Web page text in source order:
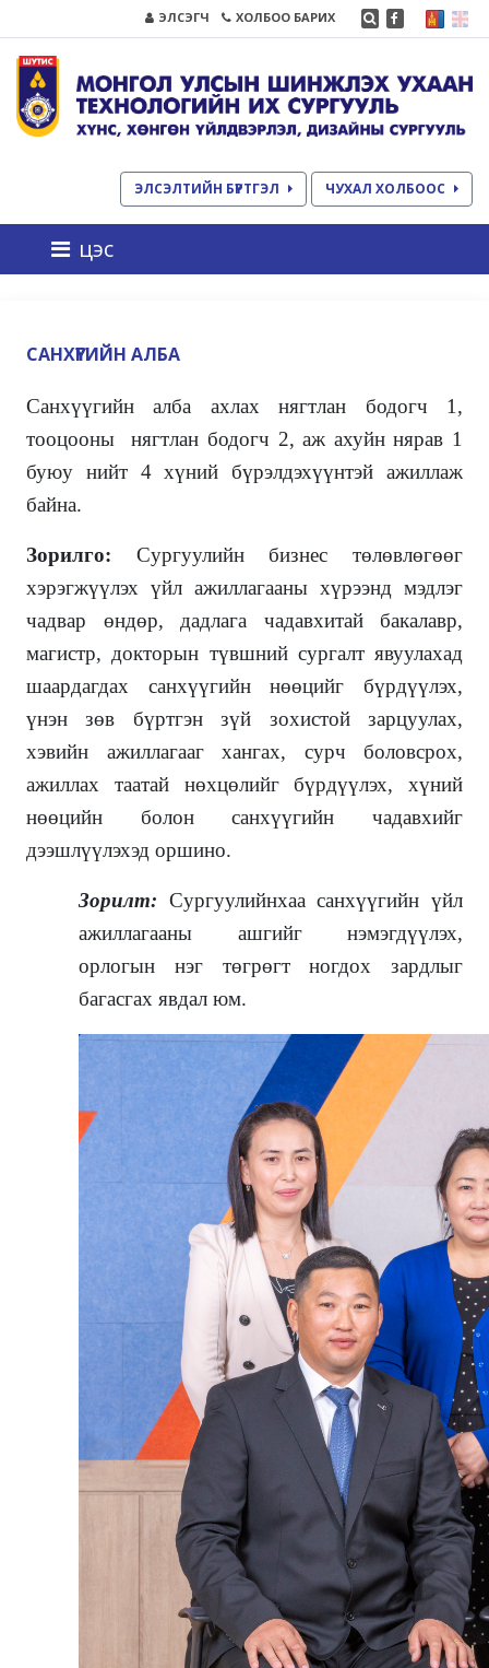
ЭЛСЭГЧ ХОЛБОО БАРИХ
ЭЛСЭЛТИЙН БҮРТГЭЛ ЧУХАЛ ХОЛБООС
цэс
САНХҮҮГИЙН АЛБА
Санхүүгийн алба ахлах нягтлан бодогч 1,
тооцооны нягтлан бодогч 2, аж ахуйн нярав 1
буюу нийт 4 хүний бүрэлдэхүүнтэй ажиллаж
байна.
Зорилго: Сургуулийн бизнес төлөвлөгөөг
хэрэгжүүлэх үйл ажиллагааны хүрээнд мэдлэг
чадвар өндөр, дадлага чадавхитай бакалавр,
магистр, докторын түвшний сургалт явуулахад
шаардагдах санхүүгийн нөөцийг бүрдүүлэх,
үнэн зөв бүртгэн зүй зохистой зарцуулах,
хэвийн ажиллагааг хангах, сурч боловсрох,
ажиллах таатай нөхцөлийг бүрдүүлэх, хүний
нөөцийн болон санхүүгийн чадавхийг
дээшлүүлэхэд оршино.
Зорилт: Сургуулийнхаа санхүүгийн үйл
ажиллагааны ашгийг нэмэгдүүлэх,
орлогын нэг төгрөгт ногдох зардлыг
багасгах явдал юм.